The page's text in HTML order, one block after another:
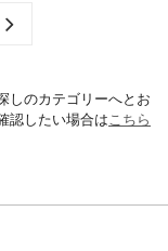
しのカテゴリーへとお
認したい場合は こちら